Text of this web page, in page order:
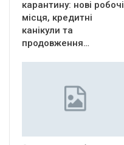
карантину: нові робочі
місця, кредитні
канікули та
продовження…